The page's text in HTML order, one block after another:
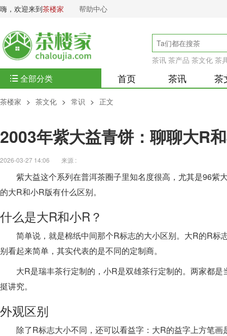
嗨，欢迎来到茶楼家 帮助中心
茶讯 茶产品 茶文化 茶
全部分类 首页 茶讯 茶
茶楼家 > 茶文化 > 常识 > 正文
2003年紫大益青饼：聊聊大R
2026-03-27 14:06 来源 :
紫大益这个系列在普洱茶圈子里知名度很高，尤其是96紫
的大R和小R版有什么区别。
什么是大R和小R？
简单说，就是棉纸中间那个R标志的大小区别。大R的R标
别看起来简单，其实代表的是不同的定制商。
大R是瑞丰茶行定制的，小R是双雄茶行定制的。两家都
挺讲究。
外观区别
除了R标志大小不同，还可以看益字：大R的益字上方笔